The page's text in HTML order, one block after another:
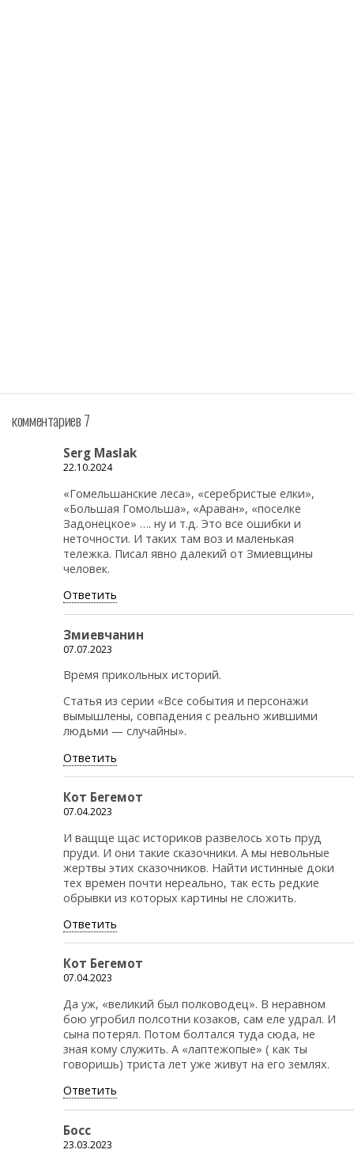
комментариев 7
Serg Maslak
22.10.2024
«Гомельшанские леса», «серебристые елки»,
«Большая Гомольша», «Араван», «поселке
Задонецкое» …. ну и т.д. Это все ошибки и
неточности. И таких там воз и маленькая
тележка. Писал явно далекий от Змиевщины
человек.
Ответить
Змиевчанин
07.07.2023
Время прикольных историй.
Статья из серии «Все события и персонажи
вымышлены, совпадения с реально жившими
людьми — случайны».
Ответить
Кот Бегемот
07.04.2023
И ващще щас историков развелось хоть пруд
пруди. И они такие сказочники. А мы невольные
жертвы этих сказочников. Найти истинные доки
тех времен почти нереально, так есть редкие
обрывки из которых картины не сложить.
Ответить
Кот Бегемот
07.04.2023
Да уж, «великий был полководец». В неравном
бою угробил полсотни козаков, сам еле удрал. И
сына потерял. Потом болтался туда сюда, не
зная кому служить. А «лаптежопые» ( как ты
говоришь) триста лет уже живут на его землях.
Ответить
Босс
23.03.2023